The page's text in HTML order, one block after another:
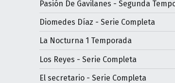
Pasión De Gavilanes - Segunda
Diomedes Díaz - Serie Completa
La Nocturna 1 Temporada
Los Reyes - Serie Completa
El secretario - Serie Completa